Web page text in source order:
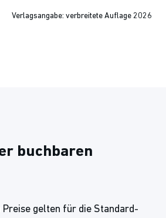
Verlagsangabe: verbreitete Auflage 2026
buchbaren
gelten für die Standard-